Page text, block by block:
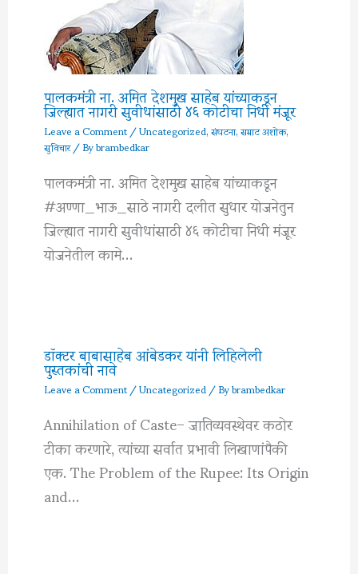
पालकमंत्री ना. अमित देशमुख साहेब यांच्याकडून
जिल्ह्यात नागरी सुवीधांसाठी ४६ कोटीचा निधी मंजूर
Leave a Comment/Uncategorized,संघटना,सम्राट अशोक,
सुविचार/ Bybrambedkar
पालकमंत्री ना. अमित देशमुख साहेब यांच्याकडून
#अण्णा_भाऊ_साठे नागरी दलीत सुधार योजनेतुन
जिल्ह्यात नागरी सुवीधांसाठी ४६ कोटीचा निधी मंजूर
योजनेतील कामे…
डॉक्टर बाबासाहेब आंबेडकर यांनी लिहिलेली
पुस्तकांची नावे
Leave a Comment/Uncategorized/ Bybrambedkar
Annihilation of Caste– जातिव्यवस्थेवर कठोर
टीका करणारे, त्यांच्या सर्वात प्रभावी लिखाणांपैकी
एक. The Problem of the Rupee: Its Origin
and…